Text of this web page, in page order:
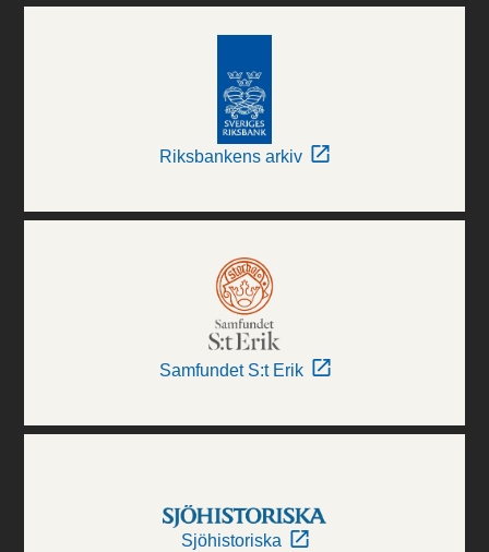
Riksbankens arkiv
Samfundet S:t Erik
Sjöhistoriska